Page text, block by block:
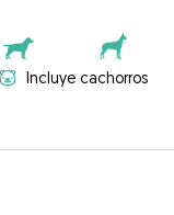
Incluye cachorros